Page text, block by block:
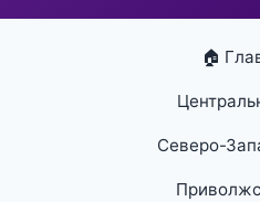
🏠
Северо-